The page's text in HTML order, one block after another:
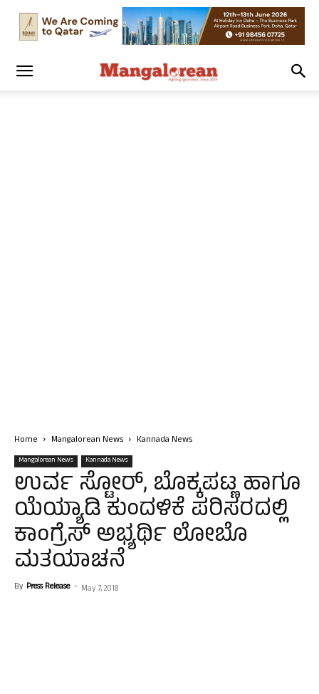
Home Mangalorean News Kannada News
Mangalorean News Kannada News
ಉರ್ವ ಸ್ಟೋರ್, ಬೊಕ್ಕಪಟ್ಣ ಹಾಗೂ
ಯೆಯ್ಯಾಡಿ ಕುಂದಳಿಕೆ ಪರಿಸರದಲ್ಲಿ
ಕಾಂಗ್ರೆಸ್ ಅಭ್ಯರ್ಥಿ ಲೋಬೊ
ಮತಯಾಚನೆ
By Press Release - May 7, 2018